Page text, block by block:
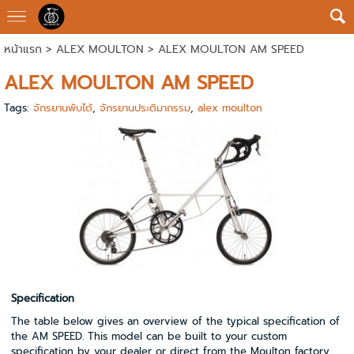
หน้าแรก > ALEX MOULTON > ALEX MOULTON AM SPEED
ALEX MOULTON AM SPEED
Tags: จักรยานพับได้, จักรยานประติมากรรม, alex moulton
Specification
The table below gives an overview of the typical specification of
the AM SPEED. This model can be built to your custom